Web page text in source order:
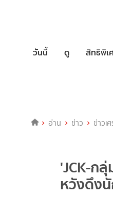
วันนี้ ดู สิทธิพิเ
อ่าน ข่าว ข่าวเ
'JCK-ก
หวังดึง